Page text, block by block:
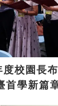
度校園長
首學新篇